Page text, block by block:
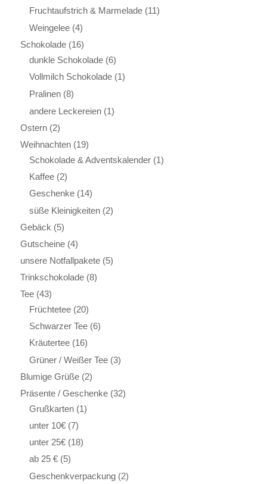
Fruchtaufstrich & Marmelade (11)
Weingelee (4)
Schokolade (16)
dunkle Schokolade (6)
Vollmilch Schokolade (1)
Pralinen (8)
andere Leckereien (1)
Ostern (2)
Weihnachten (19)
Schokolade & Adventskalender (1)
Kaffee (2)
Geschenke (14)
süße Kleinigkeiten (2)
Gebäck (5)
Gutscheine (4)
unsere Notfallpakete (5)
Trinkschokolade (8)
Tee (43)
Früchtetee (20)
Schwarzer Tee (6)
Kräutertee (16)
Grüner / Weißer Tee (3)
Blumige Grüße (2)
Präsente / Geschenke (32)
Grußkarten (1)
unter 10€ (7)
unter 25€ (18)
ab 25 € (5)
Geschenkverpackung (2)